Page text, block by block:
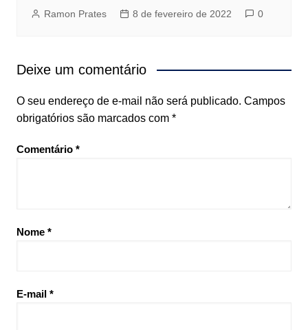
Ramon Prates 8 de fevereiro de 2022 0
Deixe um comentário
O seu endereço de e-mail não será publicado. Campos
obrigatórios são marcados com *
Comentário *
Nome *
E-mail *